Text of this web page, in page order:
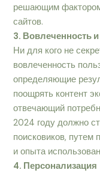
решающим фактором
сайтов.
3. Вовлеченность
Ни для кого не
вовлеченность
определяющие
поощрять контент
отвечающий
2024 году должно
поисковиков, путем
и опыта
4. Персонализация